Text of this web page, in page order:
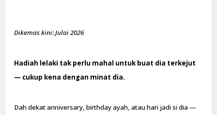
Dikemas kini: Julai 2026
Hadiah lelaki tak perlu mahal untuk buat dia terkejut
— cukup kena dengan minat dia.
Dah dekat anniversary, birthday ayah, atau hari jadi si dia —